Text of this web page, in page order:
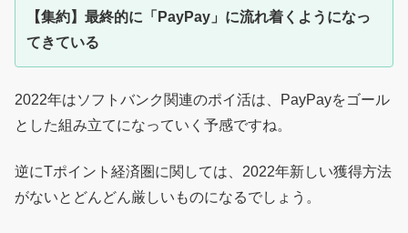
【集約】最終的に「PayPay」に流れ着くようになっ
てきている
2022年はソフトバンク関連のポイ活は、PayPayをゴール
とした組み立てになっていく予感ですね。
逆にTポイント経済圏に関しては、2022年新しい獲得方法
がないとどんどん厳しいものになるでしょう。